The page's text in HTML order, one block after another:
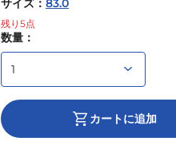
サイズ： 83.0
残り 5点
数量：
カートに追加